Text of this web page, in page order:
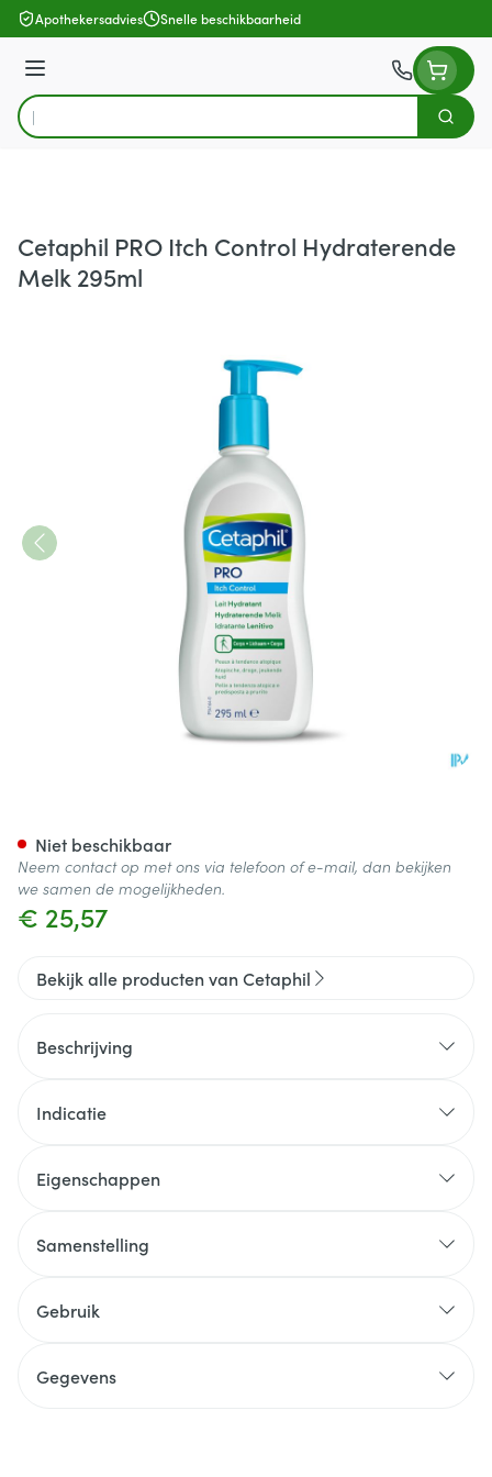
Ga naar de inhoud
Apothekersadvies Snelle beschikbaarheid
Menu
Product, merk, categorie...
Zoek
Cetaphil PRO Itch Control Hydraterende
Melk 295ml
€ 25,57
Niet beschikbaar
Neem contact op met ons via telefoon of e-mail, dan bekijken
we samen de mogelijkheden.
Bekijk alle producten van Cetaphil
Beschrijving
Indicatie
Eigenschappen
Samenstelling
Gebruik
Gegevens